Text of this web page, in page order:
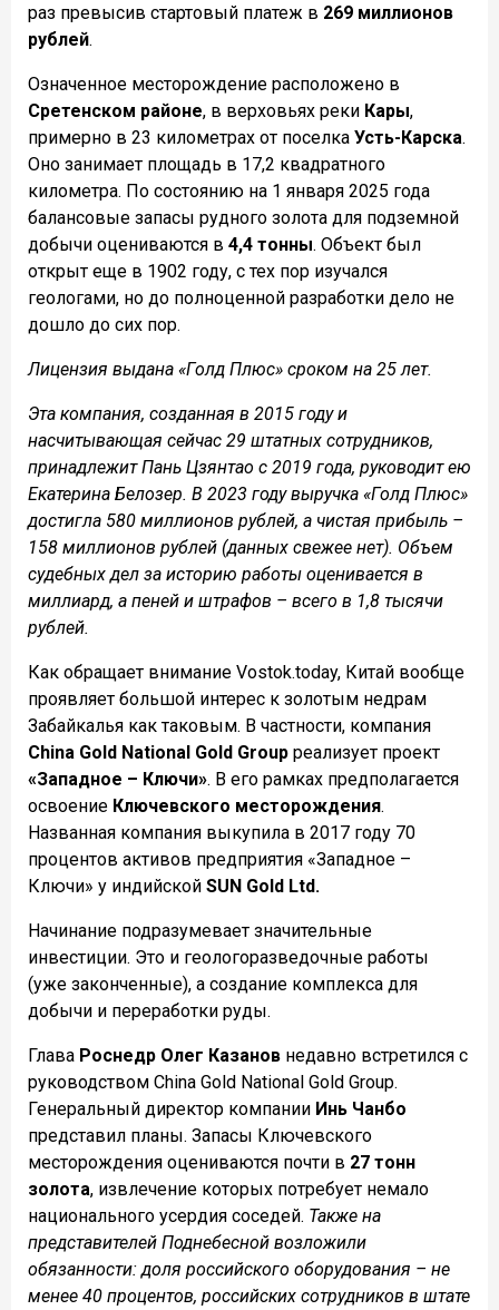
раз превысив стартовый платеж в 269 миллионов
рублей.
Означенное месторождение расположено в
Сретенском районе, в верховьях реки Кары,
примерно в 23 километрах от поселка Усть-Карска.
Оно занимает площадь в 17,2 квадратного
километра. По состоянию на 1 января 2025 года
балансовые запасы рудного золота для подземной
добычи оцениваются в 4,4 тонны. Объект был
открыт еще в 1902 году, с тех пор изучался
геологами, но до полноценной разработки дело не
дошло до сих пор.
Лицензия выдана «Голд Плюс» сроком на 25 лет.
Эта компания, созданная в 2015 году и
насчитывающая сейчас 29 штатных сотрудников,
принадлежит Пань Цзянтао с 2019 года, руководит ею
Екатерина Белозер. В 2023 году выручка «Голд Плюс»
достигла 580 миллионов рублей, а чистая прибыль –
158 миллионов рублей (данных свежее нет). Объем
судебных дел за историю работы оценивается в
миллиард, а пеней и штрафов – всего в 1,8 тысячи
рублей.
Как обращает внимание Vostok.today, Китай вообще
проявляет большой интерес к золотым недрам
Забайкалья как таковым. В частности, компания
China Gold National Gold Group реализует проект
«Западное – Ключи». В его рамках предполагается
освоение Ключевского месторождения.
Названная компания выкупила в 2017 году 70
процентов активов предприятия «Западное –
Ключи» у индийской SUN Gold Ltd.
Начинание подразумевает значительные
инвестиции. Это и геологоразведочные работы
(уже законченные), а создание комплекса для
добычи и переработки руды.
Глава Роснедр Олег Казанов недавно встретился с
руководством China Gold National Gold Group.
Генеральный директор компании Инь Чанбо
представил планы. Запасы Ключевского
месторождения оцениваются почти в 27 тонн
золота, извлечение которых потребует немало
национального усердия соседей. Также на
представителей Поднебесной возложили
обязанности: доля российского оборудования – не
менее 40 процентов, российских сотрудников в штате